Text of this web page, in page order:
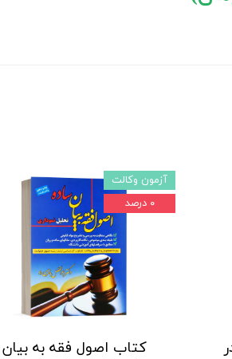
کتاب اصول فقه به بیان
آزمون وکالت
۰ درصد